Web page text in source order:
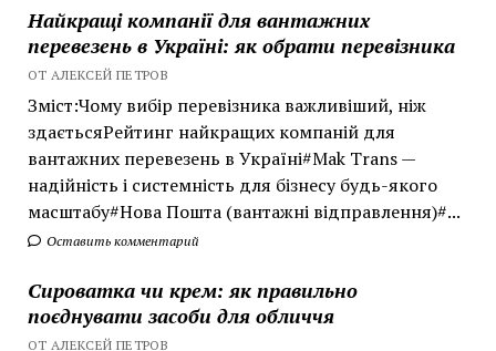
Найкращі компанії для вантажних
перевезень в Україні: як обрати перевізника
ОТ АЛЕКСЕЙ ПЕТРОВ
Зміст:Чому вибір перевізника важливіший, ніж
здаєтьсяРейтинг найкращих компаній для
вантажних перевезень в Україні#Mak Trans —
надійність і системність для бізнесу будь-якого
масштабу#Нова Пошта (вантажні відправлення)#...
Оставить комментарий
Сироватка чи крем: як правильно
поєднувати засоби для обличчя
ОТ АЛЕКСЕЙ ПЕТРОВ